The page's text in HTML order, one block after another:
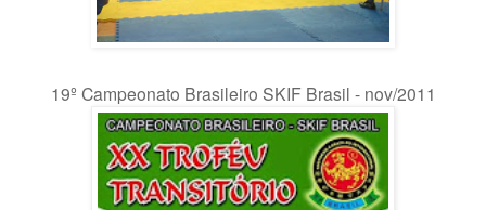
19º Campeonato Brasileiro SKIF Brasil - nov/2011